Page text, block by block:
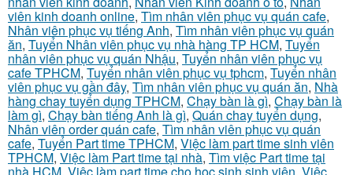
viên kinh doanh online, Tìm nhân viên phục vụ quán cafe,
Nhân viên phục vụ tiếng Anh, Tìm nhân viên phục vụ quán
ăn, Tuyển Nhân viên phục vụ nhà hàng TP HCM, Tuyển
nhân viên phục vụ quán Nhậu, Tuyển nhân viên phục vụ
cafe TPHCM, Tuyển nhân viên phục vụ tphcm, Tuyển nhân
viên phục vụ gần đây, Tìm nhân viên phục vụ quán ăn, Nhà
hàng chay tuyển dụng TPHCM, Chạy bàn là gì, Chạy bàn là
làm gì, Chạy bàn tiếng Anh là gì, Quán chay tuyển dụng,
Nhân viên order quán cafe, Tìm nhân viên phục vụ quán
cafe, Tuyển Part time TPHCM, Việc làm part time sinh viên
TPHCM, Việc làm Part time tại nhà, Tìm việc Part time tại